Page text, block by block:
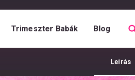
Trimeszter Babák Blog
Leírás